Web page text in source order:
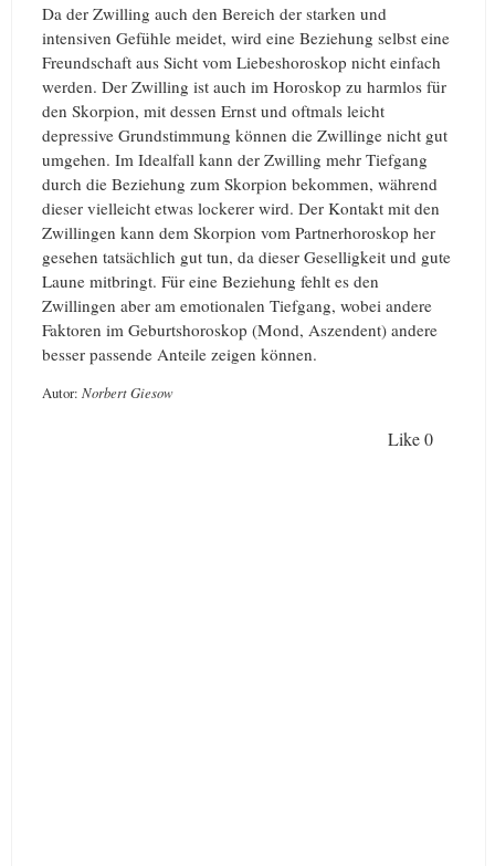
Da der Zwilling auch den Bereich der starken und
intensiven Gefühle meidet, wird eine Beziehung selbst eine
Freundschaft aus Sicht vom Liebeshoroskop nicht einfach
werden. Der Zwilling ist auch im Horoskop zu harmlos für
den Skorpion, mit dessen Ernst und oftmals leicht
depressive Grundstimmung können die Zwillinge nicht gut
umgehen. Im Idealfall kann der Zwilling mehr Tiefgang
durch die Beziehung zum Skorpion bekommen, während
dieser vielleicht etwas lockerer wird. Der Kontakt mit den
Zwillingen kann dem Skorpion vom Partnerhoroskop her
gesehen tatsächlich gut tun, da dieser Geselligkeit und gute
Laune mitbringt. Für eine Beziehung fehlt es den
Zwillingen aber am emotionalen Tiefgang, wobei andere
Faktoren im Geburtshoroskop (Mond, Aszendent) andere
besser passende Anteile zeigen können.
Autor: Norbert Giesow
Like0